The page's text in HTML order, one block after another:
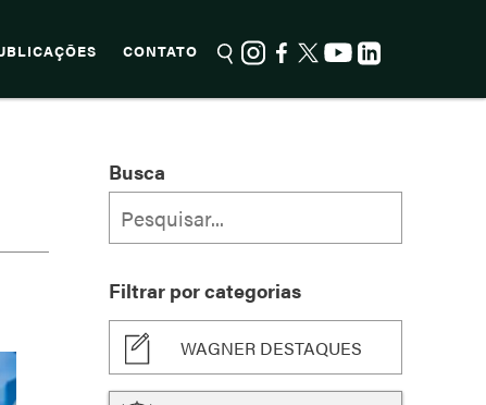
CONTATO
Busca
Filtrar por categorias
WAGNER DESTAQUES